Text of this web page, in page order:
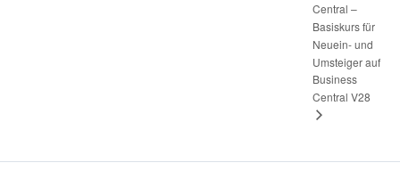
Central –
Basiskurs für
Neuein- und
Umsteiger auf
Business
Central V28